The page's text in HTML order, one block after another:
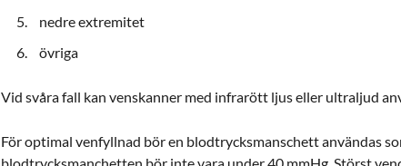
nedre extremitet
övriga
Vid svåra fall kan venskanner med infrarött ljus eller ultraljud
För optimal venfyllnad bör en blodtrycksmanschett användas